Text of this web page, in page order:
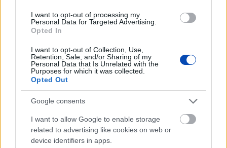
I want to opt-out of processing my
Personal Data for Targeted Advertising.
Opted In
I want to opt-out of Collection, Use,
Retention, Sale, and/or Sharing of my
Personal Data that Is Unrelated with the
Purposes for which it was collected.
Opted Out
Google consents
I want to allow Google to enable storage
related to advertising like cookies on web or
device identifiers in apps.
2023. június 3. 11:00
Magzatkárosító anyagot találtak a szakértők a
győri talajvízben
Győr | Közösségi forrásból végeztek talajvíz-
vizsgálatot a győr-győrszentiváni civilek. A független,
akkreditált szakértők magas lítiumértéket és
magzatkárosító anyagot mértek a márciusi vizsgálat
során, amelynek kiértékelése most készült el. Az